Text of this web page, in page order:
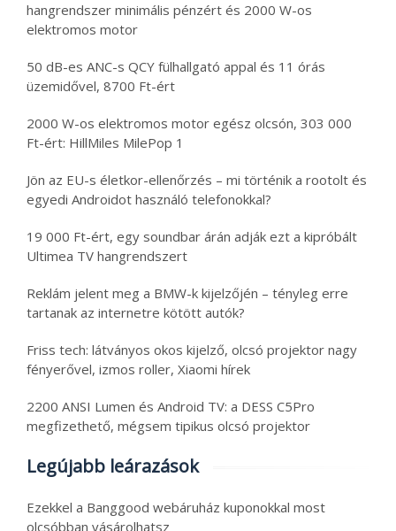
hangrendszer minimális pénzért és 2000 W-os
elektromos motor
50 dB-es ANC-s QCY fülhallgató appal és 11 órás
üzemidővel, 8700 Ft-ért
2000 W-os elektromos motor egész olcsón, 303 000
Ft-ért: HillMiles MilePop 1
Jön az EU-s életkor-ellenőrzés – mi történik a rootolt és
egyedi Androidot használó telefonokkal?
19 000 Ft-ért, egy soundbar árán adják ezt a kipróbált
Ultimea TV hangrendszert
Reklám jelent meg a BMW-k kijelzőjén – tényleg erre
tartanak az internetre kötött autók?
Friss tech: látványos okos kijelző, olcsó projektor nagy
fényerővel, izmos roller, Xiaomi hírek
2200 ANSI Lumen és Android TV: a DESS C5Pro
megfizethető, mégsem tipikus olcsó projektor
Legújabb leárazások
Ezekkel a Banggood webáruház kuponokkal most
olcsóbban vásárolhatsz